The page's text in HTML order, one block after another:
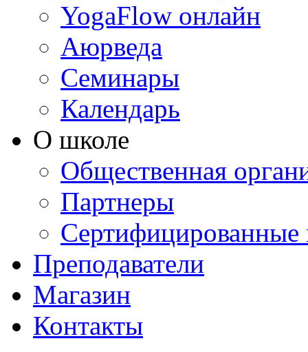
YogaFlow онлайн
Аюрведа
Семинары
Календарь
О школе
Общественная
Партнеры
Сертифицированные
Преподаватели
Магазин
Контакты